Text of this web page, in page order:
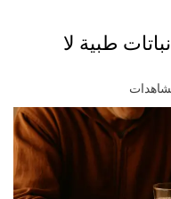
أسرار الشفاء في الريف: 5 نباتات طبية لا